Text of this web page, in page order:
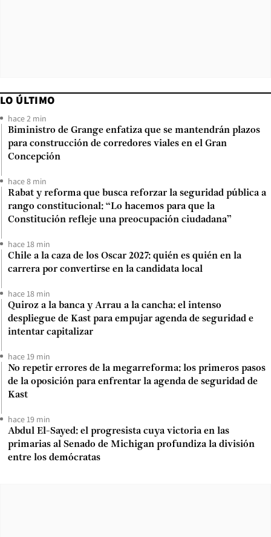
LO ÚLTIMO
hace 2 min
Biministro de Grange enfatiza que se mantendrán plazos
para construcción de corredores viales en el Gran
Concepción
hace 8 min
Rabat y reforma que busca reforzar la seguridad pública a
rango constitucional: “Lo hacemos para que la
Constitución refleje una preocupación ciudadana”
hace 18 min
Chile a la caza de los Oscar 2027: quién es quién en la
carrera por convertirse en la candidata local
hace 18 min
Quiroz a la banca y Arrau a la cancha: el intenso
despliegue de Kast para empujar agenda de seguridad e
intentar capitalizar
hace 19 min
No repetir errores de la megarreforma: los primeros pasos
de la oposición para enfrentar la agenda de seguridad de
Kast
hace 19 min
Abdul El-Sayed: el progresista cuya victoria en las
primarias al Senado de Michigan profundiza la división
entre los demócratas